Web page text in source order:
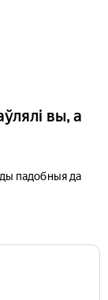
вы, а
падобныя да